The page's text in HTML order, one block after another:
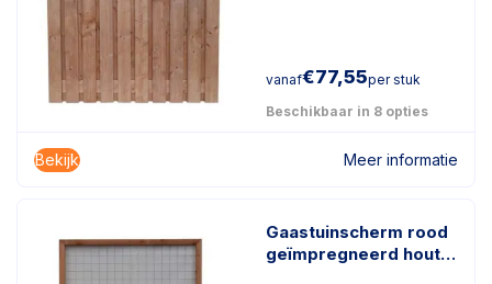
vanaf€77,55per stuk
Beschikbaar in 8 opties
Bekijk Meer informatie
Gaastuinscherm rood
geïmpregneerd hout